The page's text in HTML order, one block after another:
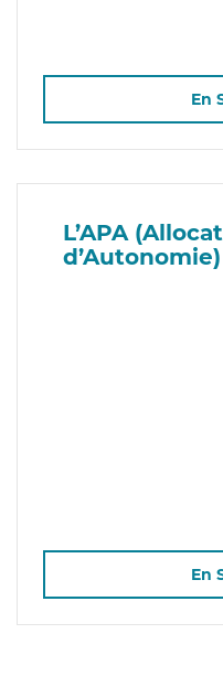
En
L’APA
En